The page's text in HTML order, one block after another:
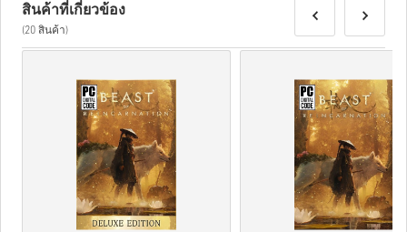
สินค้าที่เกี่ยวข้อง
(20 สินค้า)